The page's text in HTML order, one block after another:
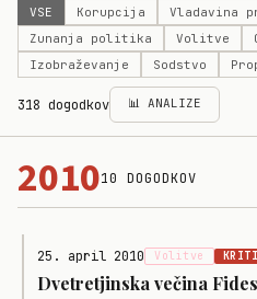
VSE Korupcija Vladavina
Zunanja politika
Volitve
Izobraževanje
Sodstvo
318 dogodkov 📊 ANALIZE
201010 DOGODKOV
25. april 2010 Volitve
Dvetretjinska večina